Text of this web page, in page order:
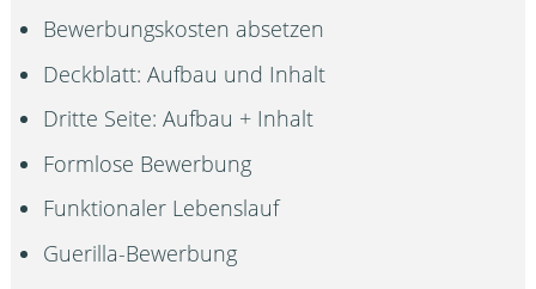
Bewerbungskosten absetzen
Deckblatt: Aufbau und Inhalt
Dritte Seite: Aufbau + Inhalt
Formlose Bewerbung
Funktionaler Lebenslauf
Guerilla-Bewerbung